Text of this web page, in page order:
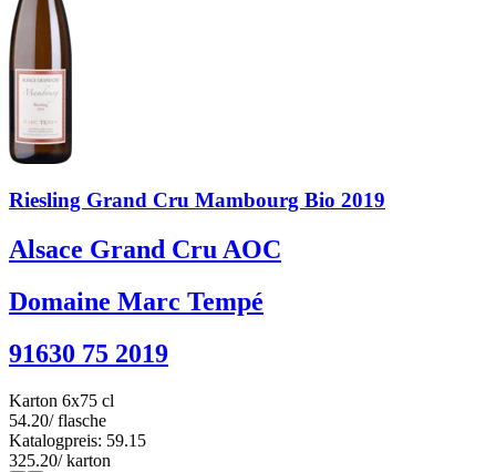
Riesling Grand Cru Mambourg Bio 2019
Alsace Grand Cru AOC
Domaine Marc Tempé
91630 75 2019
Karton 6x75 cl
54.20/ flasche
Katalogpreis: 59.15
325.20/ karton